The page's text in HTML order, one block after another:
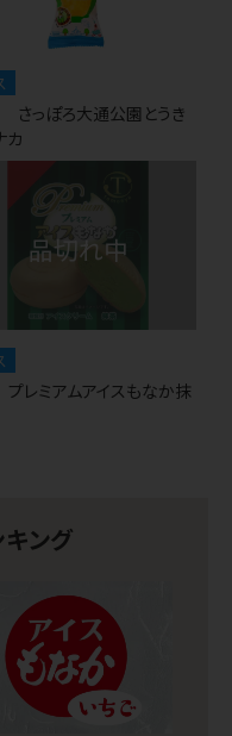
っぽろ大通公園とうき
カ
レミアムアイスもなか抹
ング